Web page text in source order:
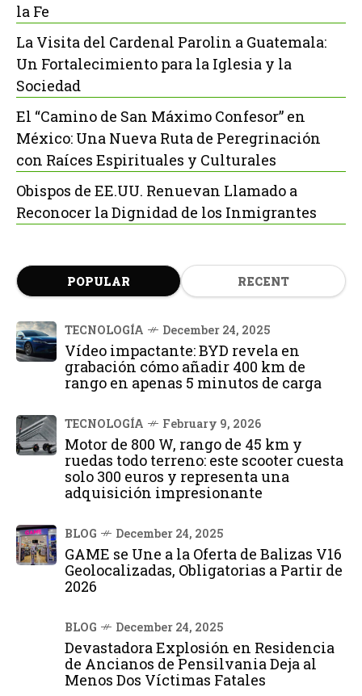
la Fe
La Visita del Cardenal Parolin a Guatemala:
Un Fortalecimiento para la Iglesia y la
Sociedad
El “Camino de San Máximo Confesor” en
México: Una Nueva Ruta de Peregrinación
con Raíces Espirituales y Culturales
Obispos de EE.UU. Renuevan Llamado a
Reconocer la Dignidad de los Inmigrantes
POPULAR RECENT
TECNOLOGÍA December 24, 2025
Vídeo impactante: BYD revela en
grabación cómo añadir 400 km de
rango en apenas 5 minutos de carga
TECNOLOGÍA February 9, 2026
Motor de 800 W, rango de 45 km y
ruedas todo terreno: este scooter cuesta
solo 300 euros y representa una
adquisición impresionante
BLOG December 24, 2025
GAME se Une a la Oferta de Balizas V16
Geolocalizadas, Obligatorias a Partir de
2026
BLOG December 24, 2025
Devastadora Explosión en Residencia
de Ancianos de Pensilvania Deja al
Menos Dos Víctimas Fatales